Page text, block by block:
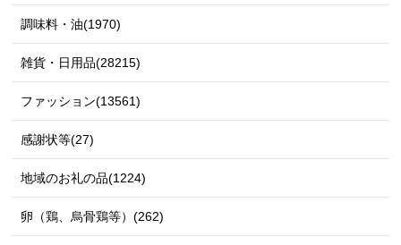
調味料・油(1970)
雑貨・日用品(28215)
ファッション(13561)
感謝状等(27)
地域のお礼の品(1224)
卵（鶏、烏骨鶏等）(262)